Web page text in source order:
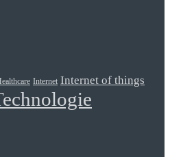
Internet Internet of things